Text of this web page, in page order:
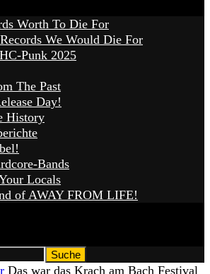
Worth To Die For
We Would Die For
Punk 2025
The Past
Day!
History
Bands
Locals
of AWAY FROM LIFE!
Das war das Krach am Bach Festival